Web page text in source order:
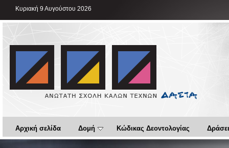
Κυριακή 9 Αυγούστου 2026
Αρχική σελίδα Δομή Κώδικας Δεοντολογίας